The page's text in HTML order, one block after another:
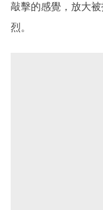
敲擊的感覺，放大
烈。